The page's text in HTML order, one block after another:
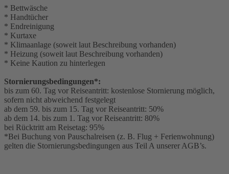
* Bettwäsche
* Handtücher
* Endreinigung
* Kurtaxe
* Klimaanlage (soweit laut Beschreibung vorhanden)
* Heizung (soweit laut Beschreibung vorhanden)
* Keine Kaution zu hinterlegen
Stornierungsbedingungen*:
bis zum 60. Tag vor Reiseantritt: kostenlose Stornierung möglich,
sofern nicht abweichend festgelegt
ab dem 59. bis zum 15. Tag vor Reiseantritt: 50%
ab dem 14. bis zum 1. Tag vor Reiseantritt: 80%
bei Rücktritt am Reisetag: 95%
*Bei Buchung von Pauschalreisen (z. B. Flug + Ferienwohnung)
gelten die Stornierungsbedingungen aus Teil A unserer AGB’s.